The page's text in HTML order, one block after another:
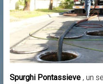
Spurghi Pontassieve , un